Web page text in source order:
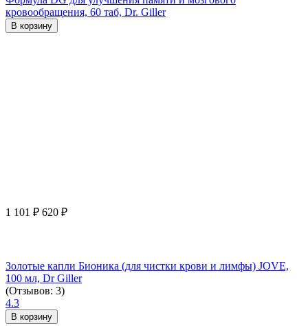
кровообращения, 60 таб, Dr. Giller
В корзину
1 101 ₽ 620 ₽
Золотые капли Бионика (для чистки крови и лимфы) JOVE,
100 мл, Dr Giller
(Отзывов: 3)
4.3
В корзину